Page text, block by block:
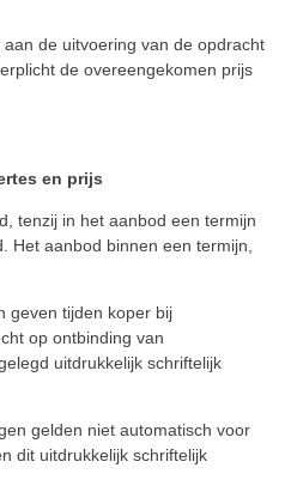
de uitvoering van de opdracht
de overeengekomen prijs
en prijs
tenzij in het aanbod een termijn
Het aanbod binnen een termijn,
geven tijden koper bij
op ontbinding van
uitdrukkelijk schriftelijk
gelden niet automatisch voor
dit uitdrukkelijk schriftelijk